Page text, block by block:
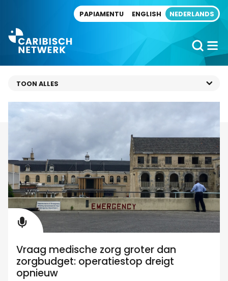
PAPIAMENTU ENGLISH NEDERLANDS
Vraag medische zorg groter dan
zorgbudget: operatiestop dreigt
opnieuw